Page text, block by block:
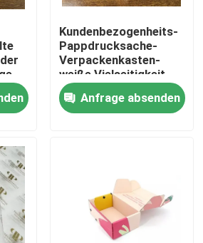
der gebundenen Ausgabe
Kundenbezogenheits-
Pappdrucksache-
Verpackenkasten-
weiße Vielseitigkeit
10cm 20cm
Anfrage absenden